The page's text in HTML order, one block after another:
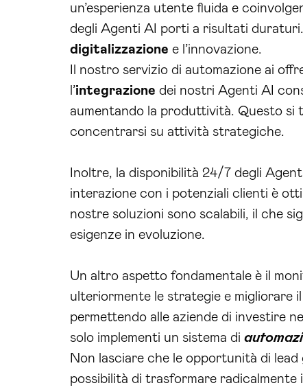
un’esperienza utente fluida e
degli Agenti AI porti a risultati
digitalizzazione e l’innovazione.
Il nostro servizio di automazione ai
l’integrazione dei nostri Agenti AI
aumentando la produttività. Questo si
concentrarsi su attività strategiche.
Inoltre, la disponibilità 24/7 degli
interazione con i potenziali clienti è
nostre soluzioni sono scalabili, il che
esigenze in evoluzione.
Un altro aspetto fondamentale è il
ulteriormente le strategie e migliorare il
permettendo alle aziende di investire
solo implementi un sistema di
Non lasciare che le opportunità di
possibilità di trasformare